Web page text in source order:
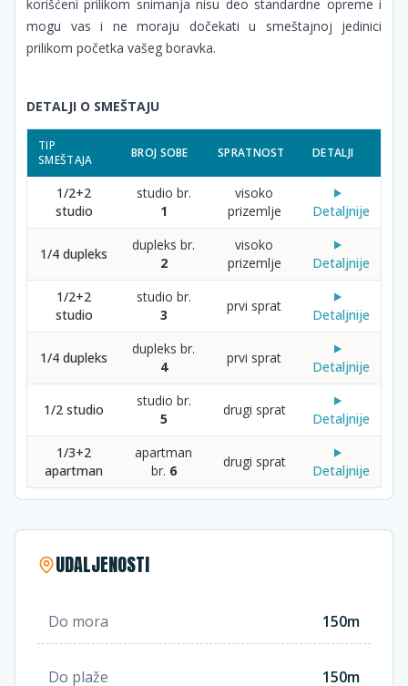
korišćeni prilikom snimanja nisu deo standardne opreme i
mogu vas i ne moraju dočekati u smeštajnoj jedinici
prilikom početka vašeg boravka.
DETALJI O SMEŠTAJU
TIP
SMEŠTAJA
BROJ SOBE SPRATNOST DETALJI
1/2+2
studio
studio br.
1
visoko
prizemlje
Detaljnije
1/4 dupleks
dupleks br.
2
visoko
prizemlje
Detaljnije
1/2+2
studio
studio br.
3
prvi sprat
Detaljnije
1/4 dupleks
dupleks br.
4
prvi sprat
Detaljnije
1/2 studio
studio br.
5
drugi sprat
Detaljnije
1/3+2
apartman
apartman
br. 6
drugi sprat
Detaljnije
UDALJENOSTI
Do mora 150m
Do plaže 150m